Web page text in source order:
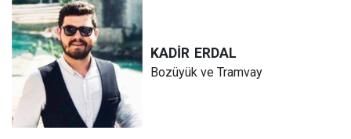
KADİR ERDAL
Bozüyük ve Tramvay